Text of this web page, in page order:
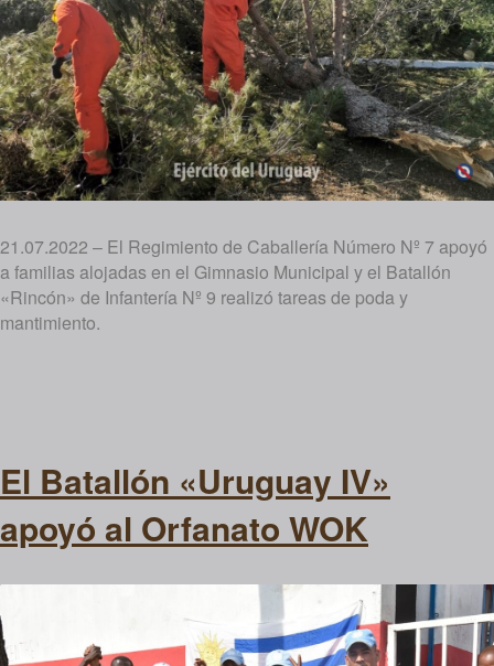
21.07.2022 – El Regimiento de Caballería Número Nº 7 apoyó
a familias alojadas en el Gimnasio Municipal y el Batallón
«Rincón» de Infantería Nº 9 realizó tareas de poda y
mantimiento.
El Batallón «Uruguay IV»
apoyó al Orfanato WOK